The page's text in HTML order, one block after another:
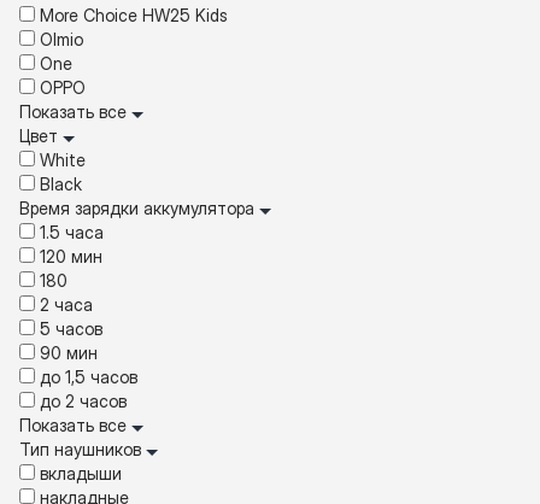
More Choice HW25 Kids
Olmio
One
OPPO
Показать все
Цвет
White
Black
Время зарядки аккумулятора
1.5 часа
120 мин
180
2 часа
5 часов
90 мин
до 1,5 часов
до 2 часов
Показать все
Тип наушников
вкладыши
накладные